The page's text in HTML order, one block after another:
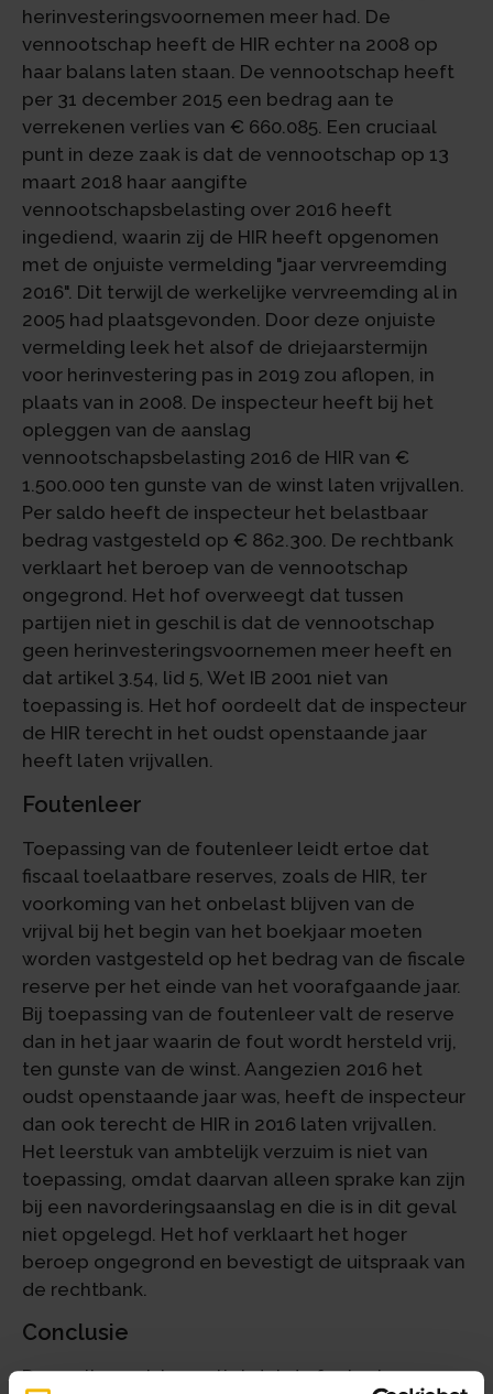
herinvesteringsvoornemen meer had. De
vennootschap heeft de HIR echter na 2008 op
haar balans laten staan. De vennootschap heeft
per 31 december 2015 een bedrag aan te
verrekenen verlies van € 660.085. Een cruciaal
punt in deze zaak is dat de vennootschap op 13
maart 2018 haar aangifte
vennootschapsbelasting over 2016 heeft
ingediend, waarin zij de HIR heeft opgenomen
met de onjuiste vermelding "jaar vervreemding
2016". Dit terwijl de werkelijke vervreemding al in
2005 had plaatsgevonden. Door deze onjuiste
vermelding leek het alsof de driejaarstermijn
voor herinvestering pas in 2019 zou aflopen, in
plaats van in 2008. De inspecteur heeft bij het
opleggen van de aanslag
vennootschapsbelasting 2016 de HIR van €
1.500.000 ten gunste van de winst laten vrijvallen.
Per saldo heeft de inspecteur het belastbaar
bedrag vastgesteld op € 862.300. De rechtbank
verklaart het beroep van de vennootschap
ongegrond. Het hof overweegt dat tussen
partijen niet in geschil is dat de vennootschap
geen herinvesteringsvoornemen meer heeft en
dat artikel 3.54, lid 5, Wet IB 2001 niet van
toepassing is. Het hof oordeelt dat de inspecteur
de HIR terecht in het oudst openstaande jaar
heeft laten vrijvallen.
Foutenleer
Toepassing van de foutenleer leidt ertoe dat
fiscaal toelaatbare reserves, zoals de HIR, ter
voorkoming van het onbelast blijven van de
vrijval bij het begin van het boekjaar moeten
worden vastgesteld op het bedrag van de fiscale
reserve per het einde van het voorafgaande jaar.
Bij toepassing van de foutenleer valt de reserve
dan in het jaar waarin de fout wordt hersteld vrij,
ten gunste van de winst. Aangezien 2016 het
oudst openstaande jaar was, heeft de inspecteur
dan ook terecht de HIR in 2016 laten vrijvallen.
Het leerstuk van ambtelijk verzuim is niet van
toepassing, omdat daarvan alleen sprake kan zijn
bij een navorderingsaanslag en die is in dit geval
niet opgelegd. Het hof verklaart het hoger
beroep ongegrond en bevestigt de uitspraak van
de rechtbank.
Conclusie
Deze uitspraak bevestigt dat de foutenleer